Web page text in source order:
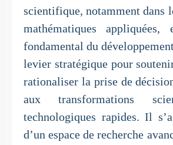
scientifique, notamment dans
mathématiques
fondamental du
levier stratégique pour
rationaliser la prise de
aux transformations
technologiques rapides. Il
d’un espace de recherche